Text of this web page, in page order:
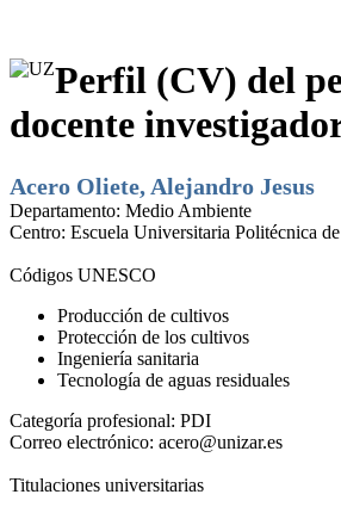
Perfil (CV) del
docente
Acero Oliete, Alejandro Jesus
Departamento: Medio Ambiente
Centro: Escuela Universitaria Politécnica
Códigos UNESCO
Producción de cultivos
Protección de los cultivos
Ingeniería sanitaria
Tecnología de aguas residuales
Categoría profesional: PDI
Correo electrónico: acero@unizar.es
Titulaciones universitarias